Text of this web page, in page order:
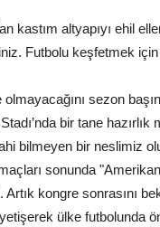
kastım altyapıyı ehil
Futbolu keşfetmek için
sezon
bir tane hazırlık
bilmeyen bir neslimiz
sonunda
kongre sonrasını
yetişerek ülke futbolunda